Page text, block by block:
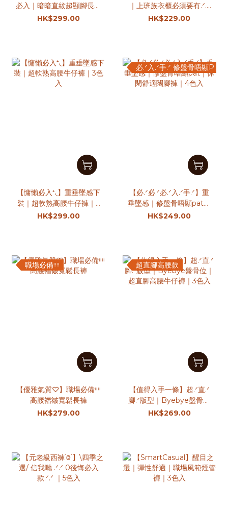
必入｜暗暗直紋超顯腳長｜
軟熟質地｜慵懶牛仔褲
HK$299.00
｜上班族衣櫃必須要有.ᐟ.ᐟ
皇褲西褲2.0重磅回歸｜3
HK$229.00
【慵懶必入⁺◟】重垂墜感下
裝｜超軟熟高腰牛仔褲｜3
色入
HK$299.00
必.ᐟ入.ᐟ手.ᐟ 修盤骨唔顯Pat
【必.ᐟ必.ᐟ必.ᐟ入.ᐟ手.ᐟ】重
垂墜感｜修盤骨唔顯pat｜
休閑舒適闊腳褲｜4色入
HK$249.00
職場必備ᵎᵎᵎᵎ
【優雅氣質♡】職場必備ᵎᵎᵎᵎ
高腰褶皺寬鬆長褲
HK$279.00
超直腳高腰款
【值得入手一條】超.ᐟ直.ᐟ
腳.ᐟ版型｜Byebye盤骨位
｜超直腳高腰牛仔褲｜3色
HK$269.00